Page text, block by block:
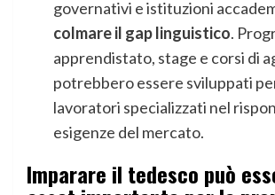
governativi e istituzioni
colmare il gap linguistico.
apprendistato, stage e corsi di
potrebbero essere sviluppati
lavoratori specializzati nel
esigenze del mercato.
Imparare il tedesco può